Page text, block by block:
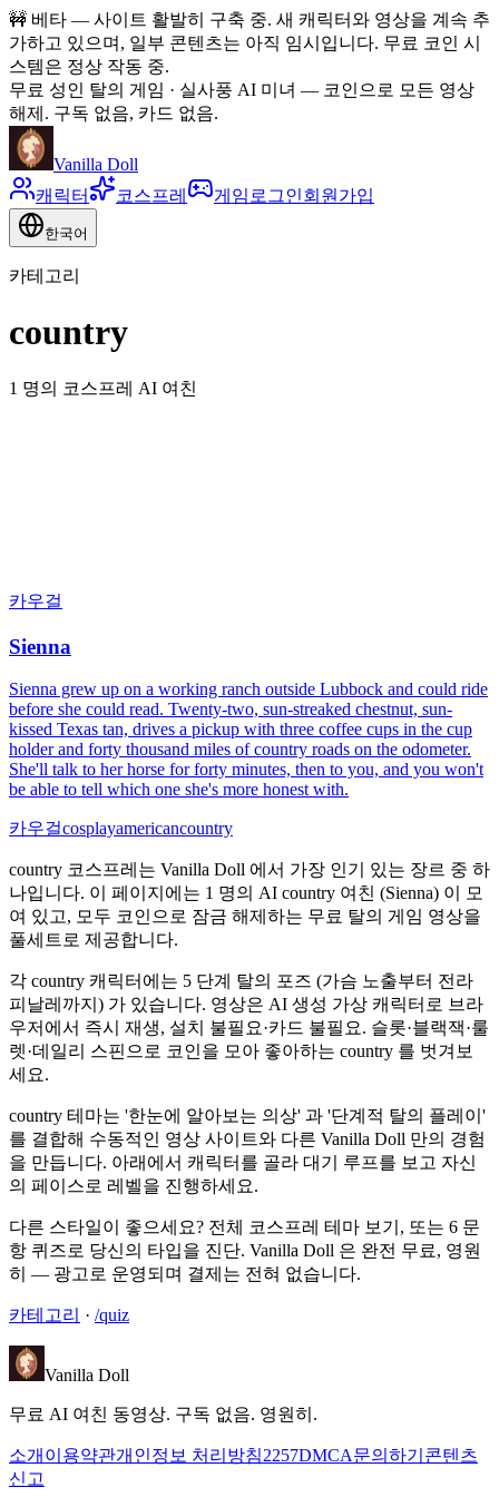
🚧 베타 — 사이트 활발히 구축 중. 새 캐릭터와 영상을 계속 추
가하고 있으며, 일부 콘텐츠는 아직 임시입니다. 무료 코인 시
스템은 정상 작동 중.
무료 성인 탈의 게임 · 실사풍 AI 미녀 — 코인으로 모든 영상
해제. 구독 없음, 카드 없음.
Vanilla Doll
캐릭터
코스프레 게임 로그인회원가입
한국어
카테고리
country
1 명의 코스프레 AI 여친
카우걸
Sienna
Sienna grew up on a working ranch outside Lubbock and could ride
before she could read. Twenty-two, sun-streaked chestnut, sun-
kissed Texas tan, drives a pickup with three coffee cups in the cup
holder and forty thousand miles of country roads on the odometer.
She'll talk to her horse for forty minutes, then to you, and you won't
be able to tell which one she's more honest with.
카우걸cosplayamericancountry
country 코스프레는 Vanilla Doll 에서 가장 인기 있는 장르 중 하
나입니다. 이 페이지에는 1 명의 AI country 여친 (Sienna) 이 모
여 있고, 모두 코인으로 잠금 해제하는 무료 탈의 게임 영상을
풀세트로 제공합니다.
각 country 캐릭터에는 5 단계 탈의 포즈 (가슴 노출부터 전라
피날레까지) 가 있습니다. 영상은 AI 생성 가상 캐릭터로 브라
우저에서 즉시 재생, 설치 불필요·카드 불필요. 슬롯·블랙잭·룰
렛·데일리 스핀으로 코인을 모아 좋아하는 country 를 벗겨보
세요.
country 테마는 '한눈에 알아보는 의상' 과 '단계적 탈의 플레이'
를 결합해 수동적인 영상 사이트와 다른 Vanilla Doll 만의 경험
을 만듭니다. 아래에서 캐릭터를 골라 대기 루프를 보고 자신
의 페이스로 레벨을 진행하세요.
다른 스타일이 좋으세요? 전체 코스프레 테마 보기, 또는 6 문
항 퀴즈로 당신의 타입을 진단. Vanilla Doll 은 완전 무료, 영원
히 — 광고로 운영되며 결제는 전혀 없습니다.
카테고리 · /quiz
Vanilla Doll
무료 AI 여친 동영상. 구독 없음. 영원히.
소개 이용약관개인정보 처리방침2257DMCA문의하기 콘텐츠
신고